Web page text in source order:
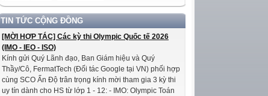
TIN TỨC CỘNG ĐỒNG
[MỜI HỢP TÁC] Các kỳ thi Olympic Quốc tế 2026
(IMO - IEO - ISO)
Kính gửi Quý Lãnh đạo, Ban Giám hiệu và Quý
Thầy/Cô, FermatTech (Đối tác Google tại VN) phối hợp
cùng SCO Ấn Độ trân trọng kính mời tham gia 3 kỳ thi
uy tín dành cho HS từ lớp 1 - 12: - IMO: Olympic Toán